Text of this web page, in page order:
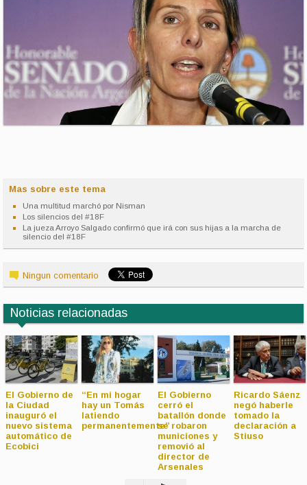
Mas sobre este tema
Una multitud marchó por Nisman
Los silencios del #18F
La jueza Arroyo Salgado confirmó que irá con sus hijas a la marcha de
silencio del #18F
Ningun comentario
Noticias relacionadas
El Gobierno de
la Ciudad
inauguró el
nuevo sistema
automático de
Ecobici
“En mi hogar
hay un Tomás
latiendo
permanentemente”
El Gobierno
cerró el
batallón donde
se robaron
municiones y
removió al
director de
Arsenales
Ricardo Sáenz
negó haberle
tomado la
declaración a
Stiuso